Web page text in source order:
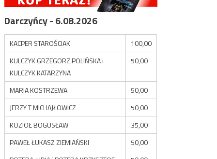
Darczyńcy - 6.08.2026
KACPER STAROŚCIAK
100,00
KULCZYK GRZEGORZ POLIŃSKA i
KULCZYK KATARZYNA
50,00
MARIA KOSTRZEWA
50,00
JERZY T MICHAJŁOWICZ
50,00
KOZIOŁ BOGUSŁAW
35,00
PAWEŁ ŁUKASZ ZIEMIAŃSKI
50,00